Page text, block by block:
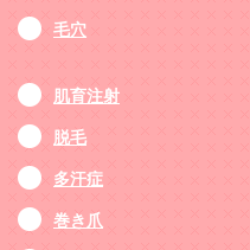
毛穴
肌育注射
脱毛
多汗症
巻き爪